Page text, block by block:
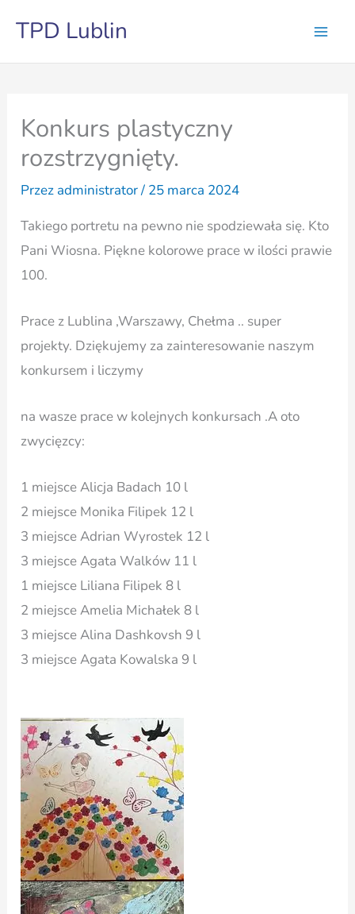
treści
TPD Lublin
Konkurs plastyczny
rozstrzygnięty.
Przez administrator/ 25 marca 2024
Takiego portretu na pewno nie spodziewała się. Kto
Pani Wiosna. Piękne kolorowe prace w ilości prawie
100.
Prace z Lublina ,Warszawy, Chełma .. super
projekty. Dziękujemy za zainteresowanie naszym
konkursem i liczymy
na wasze prace w kolejnych konkursach .A oto
zwycięzcy:
1 miejsce Alicja Badach 10 l
2 miejsce Monika Filipek 12 l
3 miejsce Adrian Wyrostek 12 l
3 miejsce Agata Walków 11 l
1 miejsce Liliana Filipek 8 l
2 miejsce Amelia Michałek 8 l
3 miejsce Alina Dashkovsh 9 l
3 miejsce Agata Kowalska 9 l